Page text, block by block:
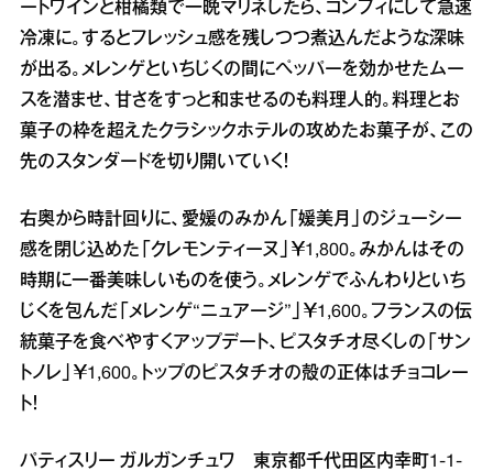
ートワインと柑橘類で一晩マリネしたら、コンフィにして急速
冷凍に。するとフレッシュ感を残しつつ煮込んだような深味
が出る。メレンゲといちじくの間にペッパーを効かせたムー
スを潜ませ、甘さをすっと和ませるのも料理人的。料理とお
菓子の枠を超えたクラシックホテルの攻めたお菓子が、この
先のスタンダードを切り開いていく！
右奥から時計回りに、愛媛のみかん「媛美月」のジューシー
感を閉じ込めた「クレモンティーヌ」￥1,800。みかんはその
時期に一番美味しいものを使う。メレンゲでふんわりといち
じくを包んだ「メレンゲ“ニュアージ”」￥1,600。フランスの伝
統菓子を食べやすくアップデート、ピスタチオ尽くしの「サン
トノレ」￥1,600。トップのピスタチオの殻の正体はチョコレー
ト！
パティスリー ガルガンチュワ 東京都千代田区内幸町1‐1‐